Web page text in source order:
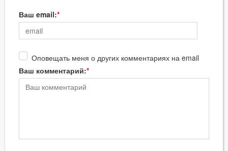
Ваш email:
Оповещать меня о других комментариях на email
Ваш комментарий: